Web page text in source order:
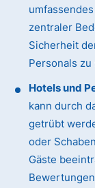
zentraler
Sicherheit
Personals zu
Hotels und
kann durch
getrübt
oder
Gäste